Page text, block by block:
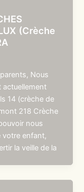
(Crèche
Nous
actuellement
14 (crèche de
218 Crèche
nous
votre enfant,
la veille de la